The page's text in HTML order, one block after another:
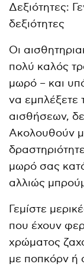
Δεξιότητες:
δεξιότητες
Οι
πολύ καλός
μωρό – και
να εμπλέξετε
αισθήσεων,
Ακολουθούν
μωρό σας
αλλιώς
Γεμίστε
που έχουν
χρώματος
με ποπκόρν ή